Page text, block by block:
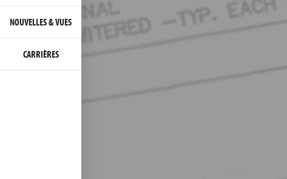
NOUVELLES & VUES
CARRIÈRES